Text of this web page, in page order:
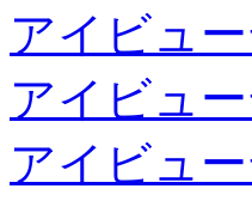
アイビュ
アイビュ
アイビュ